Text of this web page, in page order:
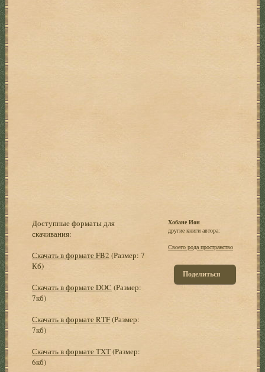
Доступные форматы для
скачивания:
Скачать в формате FB2 (Размер: 7
Кб)
Скачать в формате DOC (Размер:
7кб)
Скачать в формате RTF(Размер:
7кб)
Скачать в формате TXT(Размер:
6кб)
Хобане Ион
другие книги автора:
Своего рода пространство
Поделиться